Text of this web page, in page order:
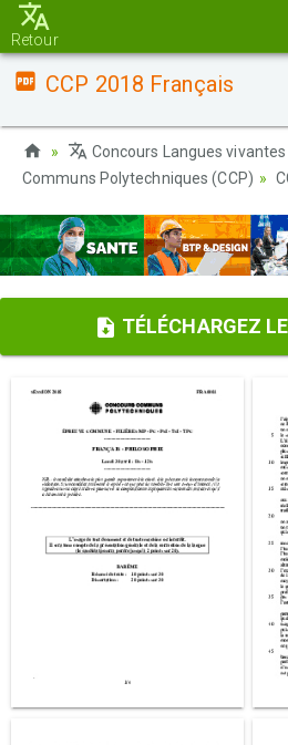
Retour
CCP 2018 Français
Concours Langues vivantes
Communs Polytechniques (CCP)
TÉLÉCHARGEZ